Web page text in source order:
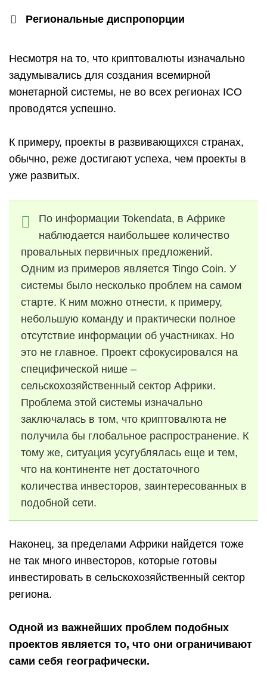
Региональные диспропорции
Несмотря на то, что криптовалюты изначально
задумывались для создания всемирной
монетарной системы, не во всех регионах ICO
проводятся успешно.
К примеру, проекты в развивающихся странах,
обычно, реже достигают успеха, чем проекты в
уже развитых.
По информации Tokendata, в Африке
наблюдается наибольшее количество
провальных первичных предложений.
Одним из примеров является Tingo Coin. У
системы было несколько проблем на самом
старте. К ним можно отнести, к примеру,
небольшую команду и практически полное
отсутствие информации об участниках. Но
это не главное. Проект сфокусировался на
специфической нише –
сельскохозяйственный сектор Африки.
Проблема этой системы изначально
заключалась в том, что криптовалюта не
получила бы глобальное распространение. К
тому же, ситуация усугублялась еще и тем,
что на континенте нет достаточного
количества инвесторов, заинтересованных в
подобной сети.
Наконец, за пределами Африки найдется тоже
не так много инвесторов, которые готовы
инвестировать в сельскохозяйственный сектор
региона.
Одной из важнейших проблем подобных
проектов является то, что они ограничивают
сами себя географически.